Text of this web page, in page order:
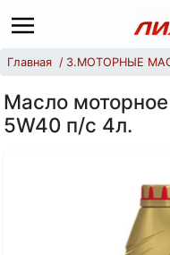
Главная 3.МОТОРНЫЕ
Масло
5W40 п/с 4л.